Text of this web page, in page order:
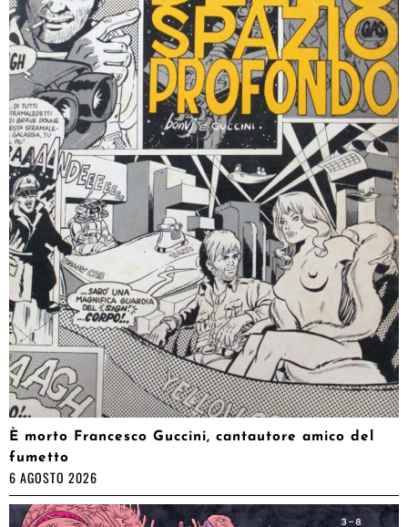
È morto Francesco Guccini, cantautore amico del
fumetto
6 AGOSTO 2026